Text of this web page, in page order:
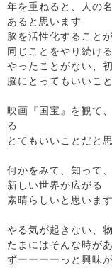
年を重ねると、人の
あると思います
脳を活性化すること
同じことをやり続け
やったことがない、
脳にとってもいいこ
映画『国宝』を観て
る
とてもいいことだと
何かをみて、知って
新しい世界が広がる
素晴らしいと思います
やる気が起きない、
たまにはそんな時が
ずーーーーっと興味